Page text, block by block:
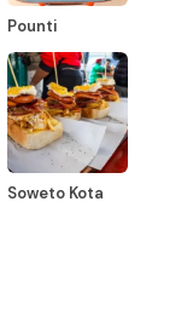
Pounti
Soweto Kota